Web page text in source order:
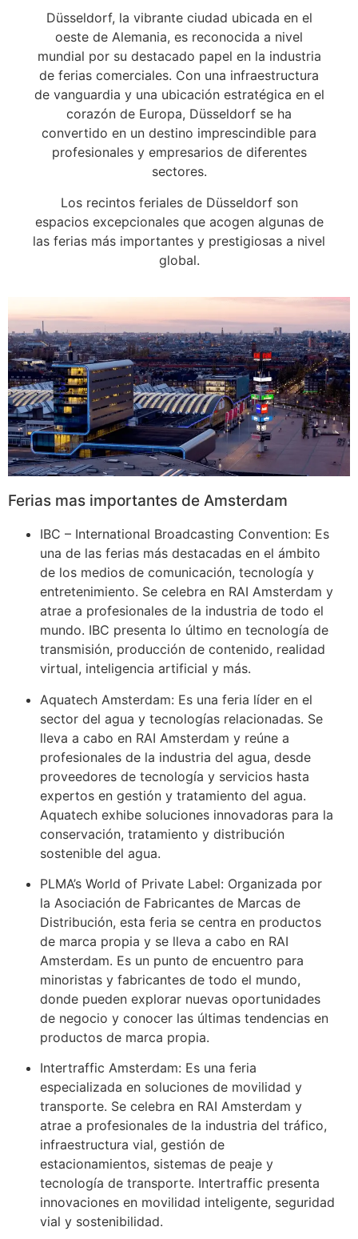
Düsseldorf, la vibrante ciudad ubicada en el
oeste de Alemania, es reconocida a nivel
mundial por su destacado papel en la industria
de ferias comerciales. Con una infraestructura
de vanguardia y una ubicación estratégica en el
corazón de Europa, Düsseldorf se ha
convertido en un destino imprescindible para
profesionales y empresarios de diferentes
sectores.
Los recintos feriales de Düsseldorf son
espacios excepcionales que acogen algunas de
las ferias más importantes y prestigiosas a nivel
global.
Ferias mas importantes de Amsterdam
IBC – International Broadcasting Convention: Es
una de las ferias más destacadas en el ámbito
de los medios de comunicación, tecnología y
entretenimiento. Se celebra en RAI Amsterdam y
atrae a profesionales de la industria de todo el
mundo. IBC presenta lo último en tecnología de
transmisión, producción de contenido, realidad
virtual, inteligencia artificial y más.
Aquatech Amsterdam: Es una feria líder en el
sector del agua y tecnologías relacionadas. Se
lleva a cabo en RAI Amsterdam y reúne a
profesionales de la industria del agua, desde
proveedores de tecnología y servicios hasta
expertos en gestión y tratamiento del agua.
Aquatech exhibe soluciones innovadoras para la
conservación, tratamiento y distribución
sostenible del agua.
PLMA’s World of Private Label: Organizada por
la Asociación de Fabricantes de Marcas de
Distribución, esta feria se centra en productos
de marca propia y se lleva a cabo en RAI
Amsterdam. Es un punto de encuentro para
minoristas y fabricantes de todo el mundo,
donde pueden explorar nuevas oportunidades
de negocio y conocer las últimas tendencias en
productos de marca propia.
Intertraffic Amsterdam: Es una feria
especializada en soluciones de movilidad y
transporte. Se celebra en RAI Amsterdam y
atrae a profesionales de la industria del tráfico,
infraestructura vial, gestión de
estacionamientos, sistemas de peaje y
tecnología de transporte. Intertraffic presenta
innovaciones en movilidad inteligente, seguridad
vial y sostenibilidad.